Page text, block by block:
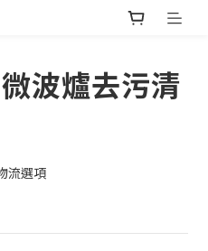
波爐去污清
流選項